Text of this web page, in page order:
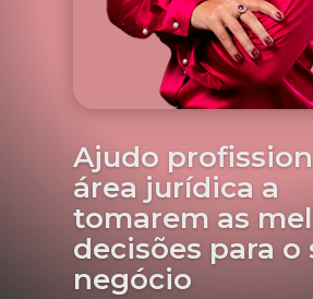
Ajudo
área jurídica a
tomarem as
decisões para o
negócio